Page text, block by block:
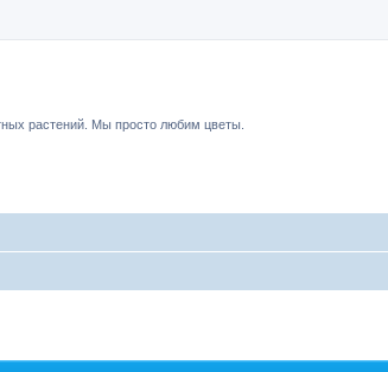
растений. Мы просто любим цветы.